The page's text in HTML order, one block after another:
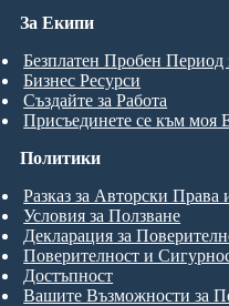
За Екипи
Безплатен Пробен Период
Бизнес Ресурси
Създайте за Работа
Присъединете се към моя
Политики
Разказ за Авторски Права
Условия за Ползване
Декларация за
Поверителност и
Достъпност
Вашите Възможности за